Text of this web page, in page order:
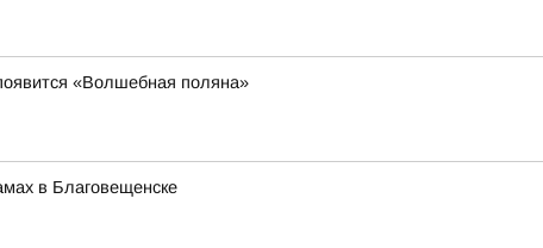
«Волшебная поляна»
в Благовещенске